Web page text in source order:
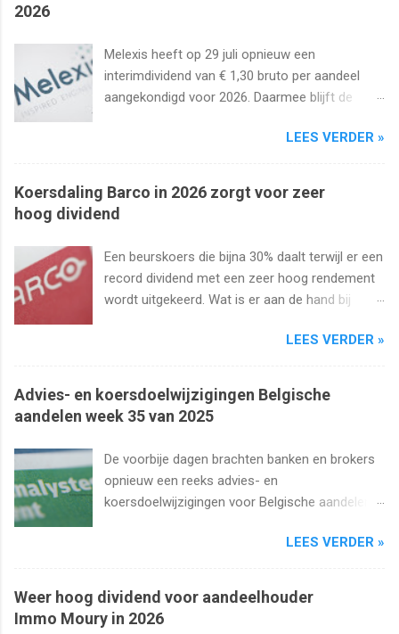
2026
Melexis heeft op 29 juli opnieuw een
interimdividend van € 1,30 bruto per aandeel
aangekondigd voor 2026. Daarmee blijft de
LEES VERDER »
Koersdaling Barco in 2026 zorgt voor zeer
hoog dividend
Een beurskoers die bijna 30% daalt terwijl er een
record dividend met een zeer hoog rendement
wordt uitgekeerd. Wat is er aan de hand bij
uiteraard het dividend. Kan dat wel zo hoog
LEES VERDER »
Advies- en koersdoelwijzigingen Belgische
aandelen week 35 van 2025
De voorbije dagen brachten banken en brokers
opnieuw een reeks advies- en
koersdoelwijzigingen voor Belgische aandelen.
augustus t/m 1 september 2025 met onder
Ackermans en Van de Velde .
LEES VERDER »
Weer hoog dividend voor aandeelhouder
Immo Moury in 2026